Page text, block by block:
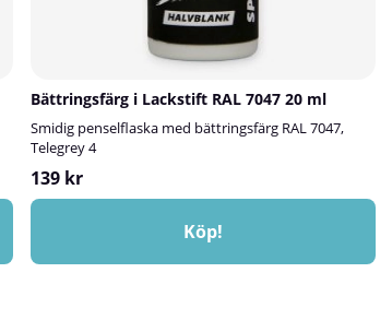
Bättringsfärg i Lackstift RAL 7047 20 ml
Smidig penselflaska med bättringsfärg RAL 7047,
Telegrey 4
139 kr
Köp!